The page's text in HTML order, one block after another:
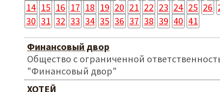
14 15 16 17 18 19 20 21 22 23 24 25 26
30 31 32 33 34 35 36 37 38 39 40 41
Финансовый двор
Общество с ограниченной
"Финансовый двор"
ХОТЕЙ